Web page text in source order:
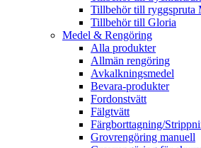
Tillbehör till ryggspruta
Tillbehör till Gloria
Medel & Rengöring
Alla produkter
Allmän rengöring
Avkalkningsmedel
Bevara-produkter
Fordonstvätt
Fälgtvätt
Färgborttagning/
Grovrengöring manuell